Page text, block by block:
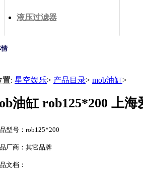
液压过滤器
置: 星空娱乐> 产品目录> mob油缸>
油缸 rob125*200 上
型号：rob125*200
厂商：其它品牌
文档：